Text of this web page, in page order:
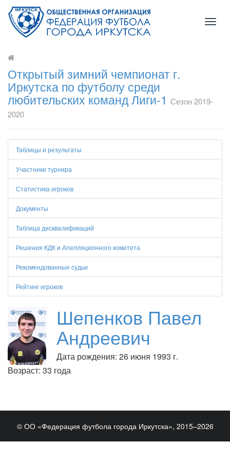
Открытый зимний чемпионат г.
Иркутска по футболу среди
любительских команд Лиги-1 Сезон 2019-
2020
Таблицы и результаты
Участники турнира
Статистика игроков
Документы
Таблица дисквалификаций
Решения КДК и Апелляционного комитета
Рекомендованные судьи
Рейтинг игроков
Шепенков Павел
Андреевич
Дата рождения: 26 июня 1993 г.
Возраст: 33 года
© ОО «Федерация футбола города Иркутска», 2015–2026